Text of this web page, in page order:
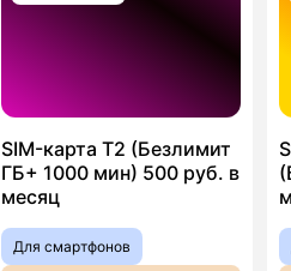
SIM-карта T2 (Безлимит
ГБ+ 1000 мин) 500 руб. в
месяц
Для смартфонов